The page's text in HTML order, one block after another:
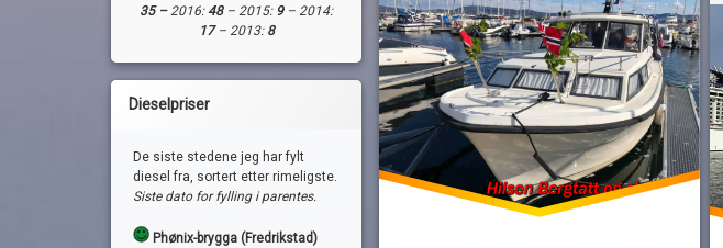
35 – 2016:48– 2015: 9 – 2014:
17– 2013: 8
Dieselpriser
De siste stedene jeg har fylt
diesel fra, sortert etter rimeligste.
Siste dato for fylling i parentes.
Phønix-brygga (Fredrikstad)